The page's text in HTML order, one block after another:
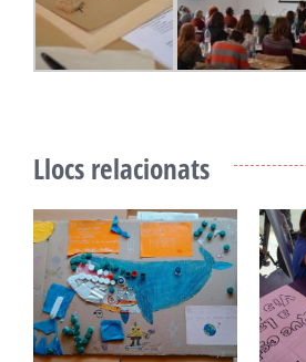
Llocs relacionats